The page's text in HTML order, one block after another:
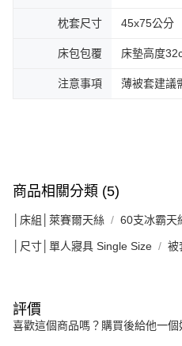
枕套尺寸 45x75公分
床包包覆 床墊高度
注意事項 薄被套建議
商品相關分類 (5)
│床組│萊賽爾天絲 60支冰霸天
│尺寸│單人寢具 Single Size 被
評價
喜歡這個商品嗎？購買後給他一個